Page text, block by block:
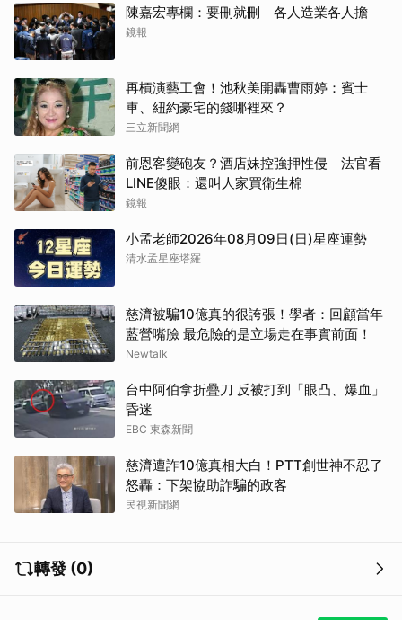
陳嘉宏專欄：要刪就刪 各人造業各人擔
鏡報
再槓演藝工會！池秋美開轟曹雨婷：賓士
車、紐約豪宅的錢哪裡來？
三立新聞網
前恩客變砲友？酒店妹控強押性侵 法官看
LINE傻眼：還叫人家買衛生棉
鏡報
小孟老師2026年08月09日(日)星座運勢
清水孟星座塔羅
慈濟被騙10億真的很誇張！學者：回顧當年
藍營嘴臉 最危險的是立場走在事實前面！
Newtalk
台中阿伯拿折疊刀 反被打到「眼凸、爆血」
昏迷
EBC 東森新聞
慈濟遭詐10億真相大白！PTT創世神不忍了
怒轟：下架協助詐騙的政客
民視新聞網
轉發 (0)